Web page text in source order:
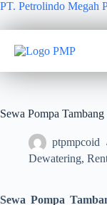
PT. Petrolindo Megah
Sewa Pompa
ptpmpcoid
Dewatering,
Sewa Pompa